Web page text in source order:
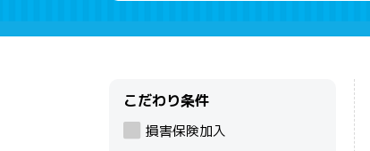
こだわり条件
損害保険加入